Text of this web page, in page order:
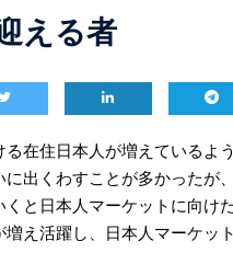
える者
在住日本人が増えているよ
出くわすことが多かったが
と日本人マーケットに向け
え活躍し、日本人マーケッ